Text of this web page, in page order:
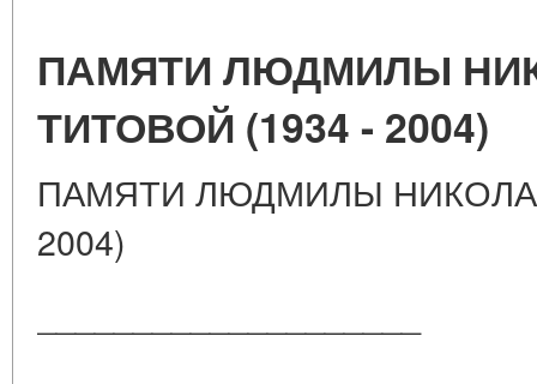
ПАМЯТИ ЛЮДМИЛЫ
ТИТОВОЙ (1934 - 2004)
ПАМЯТИ ЛЮДМИЛЫ
2004)